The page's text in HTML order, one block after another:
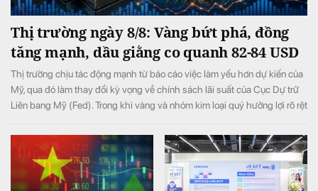
Thị trường ngày 8/8: Vàng bứt phá, đồng
tăng mạnh, dầu giằng co quanh 82-84 USD
Thị trường chịu tác động mạnh từ báo cáo việc làm yếu hơn dự kiến của
Mỹ, qua đó làm thay đổi kỳ vọng về chính sách lãi suất của Cục Dự trữ
Liên bang Mỹ (Fed). Trong khi vàng và nhóm kim loại quý hưởng lợi rõ rệt
diễn biến liên quan xung đột Mỹ-Iran và eo biển Hormuz.